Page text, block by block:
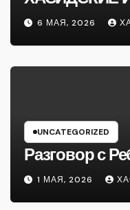
6 МАЯ, 2026
UNCATEGORIZED
Разговор с
1 МАЯ, 2026